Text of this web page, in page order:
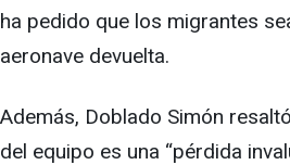
ha pedido que los migrantes
aeronave devuelta.
Además, Doblado Simón
del equipo es una “pérdida